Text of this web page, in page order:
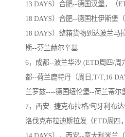
13 DAYS）合肥--德国汉堡，（
18 DAYS）合肥--德国杜伊斯堡
18 DAYS）整箱货物到达波兰马
斯--芬兰赫尔辛基
6，成都--波兰华沙 (ETD周四/周
都--荷兰鹿特丹（周日,T/T,16
兰罗兹----德国纽伦堡--荷兰蒂尔
7，西安--捷克布拉格/匈牙利布
洛伐克布拉迪斯拉发（ETD周四